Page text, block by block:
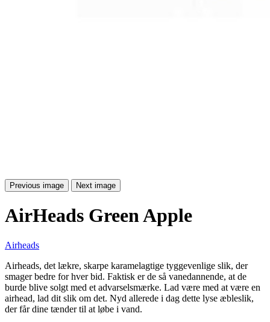
Previous image Next image
AirHeads Green Apple
Airheads
Airheads, det lækre, skarpe karamelagtige tyggevenlige slik, der
smager bedre for hver bid. Faktisk er de så vanedannende, at de
burde blive solgt med et advarselsmærke. Lad være med at være en
airhead, lad dit slik om det. Nyd allerede i dag dette lyse æbleslik,
der får dine tænder til at løbe i vand.